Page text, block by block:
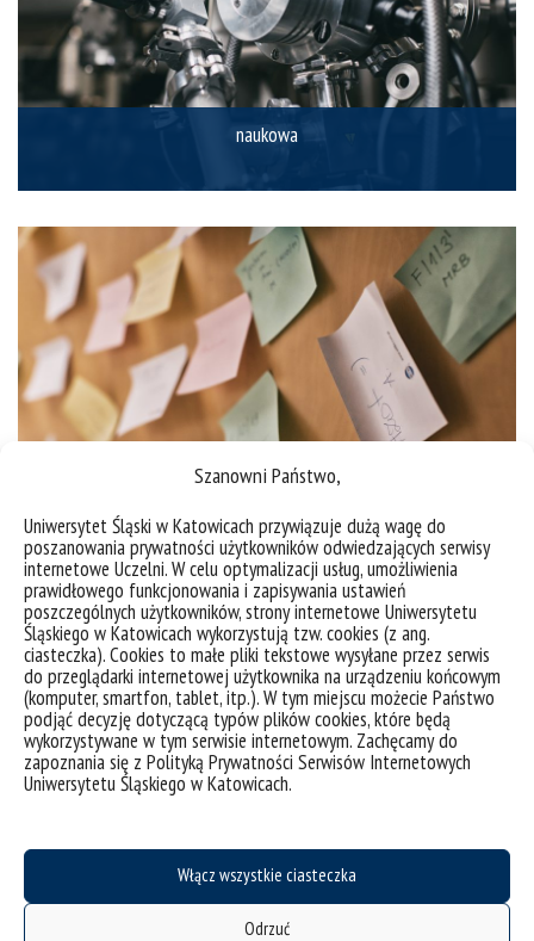
Szanowni Państwo,
Uniwersytet Śląski w Katowicach przywiązuje dużą wagę do
poszanowania prywatności użytkowników odwiedzających serwisy
internetowe Uczelni. W celu optymalizacji usług, umożliwienia
prawidłowego funkcjonowania i zapisywania ustawień
poszczególnych użytkowników, strony internetowe Uniwersytetu
Śląskiego w Katowicach wykorzystują tzw. cookies (z ang.
ciasteczka). Cookies to małe pliki tekstowe wysyłane przez serwis
do przeglądarki internetowej użytkownika na urządzeniu końcowym
(komputer, smartfon, tablet, itp.). W tym miejscu możecie Państwo
podjąć decyzję dotyczącą typów plików cookies, które będą
wykorzystywane w tym serwisie internetowym. Zachęcamy do
zapoznania się z Polityką Prywatności Serwisów Internetowych
Uniwersytetu Śląskiego w Katowicach.
Włącz wszystkie ciasteczka
Odrzuć
naukowa
administarcyjna